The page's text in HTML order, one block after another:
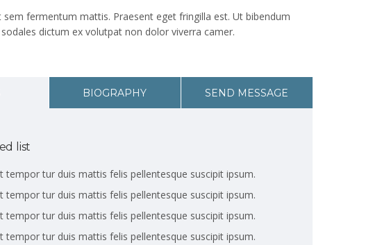
sem fermentum mattis. Praesent eget fringilla est. Ut bibendum
dictum ex volutpat non dolor viverra camer.
BIOGRAPHY SEND MESSAGE
list
tempor tur duis mattis felis pellentesque suscipit ipsum.
tempor tur duis mattis felis pellentesque suscipit ipsum.
tempor tur duis mattis felis pellentesque suscipit ipsum.
tempor tur duis mattis felis pellentesque suscipit ipsum.